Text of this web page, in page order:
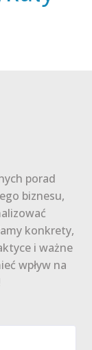
porad
biznesu,
konkrety,
i ważne
wpływ na